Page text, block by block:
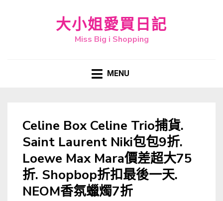
大小姐愛買日記
Miss Big i Shopping
MENU
Celine Box Celine Trio捕貨.
Saint Laurent Niki包包9折.
Loewe Max Mara價差超大75
折. Shopbop折扣最後一天.
NEOM香氛蠟燭7折